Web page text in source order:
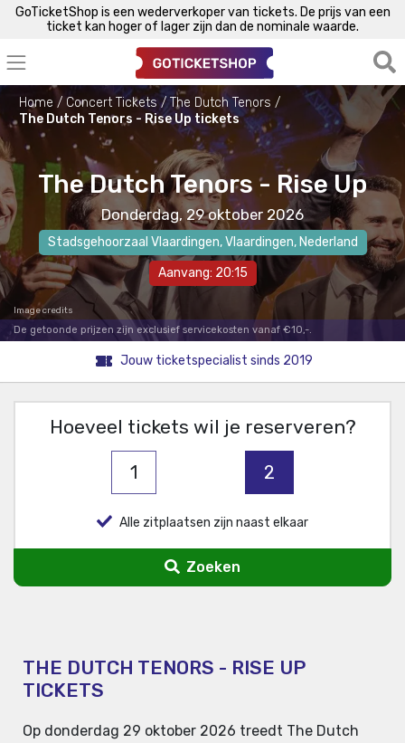
GoTicketShop is een wederverkoper van tickets. De prijs van een
ticket kan hoger of lager zijn dan de nominale waarde.
Home Concert Tickets
The Dutch Tenors
The Dutch Tenors - Rise Up tickets
The Dutch Tenors - Rise Up
Donderdag, 29 oktober 2026
Stadsgehoorzaal Vlaardingen,Vlaardingen, Nederland
Aanvang: 20:15
Image credits
De getoonde prijzen zijn exclusief servicekosten vanaf €10,-.
Jouw ticketspecialist sinds 2019
Hoeveel tickets wil je reserveren?
1 2
Alle zitplaatsen zijn naast elkaar
Zoeken
THE DUTCH TENORS - RISE UP
TICKETS
Op donderdag 29 oktober 2026 treedt The Dutch